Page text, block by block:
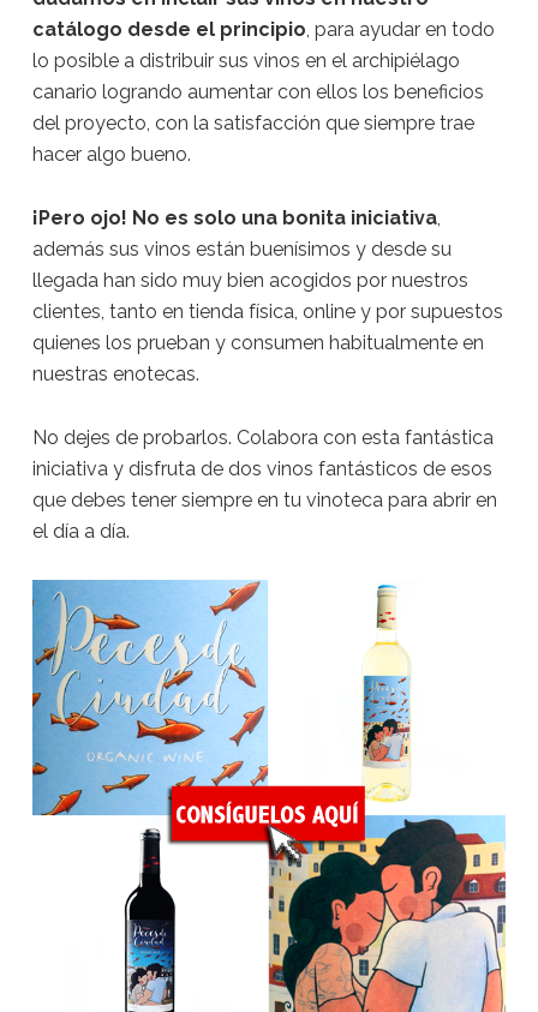
catálogo desde el principio, para ayudar en todo
lo posible a distribuir sus vinos en el archipiélago
canario logrando aumentar con ellos los beneficios
del proyecto, con la satisfacción que siempre trae
hacer algo bueno.
¡Pero ojo! No es solo una bonita iniciativa,
además sus vinos están buenísimos y desde su
llegada han sido muy bien acogidos por nuestros
clientes, tanto en tienda física, online y por supuestos
quienes los prueban y consumen habitualmente en
nuestras enotecas.
No dejes de probarlos. Colabora con esta fantástica
iniciativa y disfruta de dos vinos fantásticos de esos
que debes tener siempre en tu vinoteca para abrir en
el día a día.